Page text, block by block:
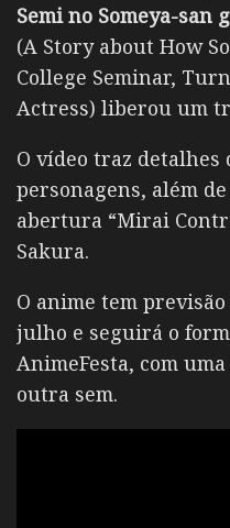
Semi no Someya-san
(A Story about How
College Seminar,
Actress) liberou um
O vídeo traz detalhes
personagens, além
abertura “Mirai
Sakura.
O anime tem
julho e seguirá o
AnimeFesta, com
outra sem.